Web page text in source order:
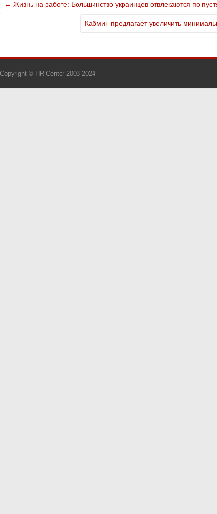
← Жизнь на работе: Большинство украинцев отвлекаются по
Кабмин предлагает увеличить
Copyright © HR Center 2003-2024